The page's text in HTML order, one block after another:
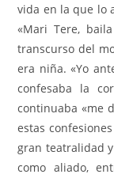
vida en la que lo
«Mari Tere,
transcurso del
era niña. «Yo
confesaba la
continuaba «me
estas
gran teatralidad
como aliado,